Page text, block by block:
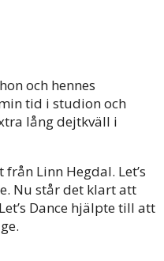
och hennes
tid i studion och
lång dejtkväll i
Linn Hegdal. Let’s
Nu står det klart att
Dance hjälpte till att